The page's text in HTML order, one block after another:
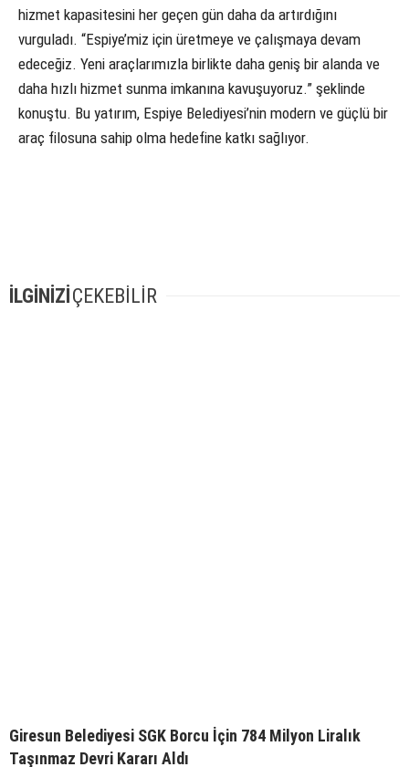
hizmet kapasitesini her geçen gün daha da artırdığını
vurguladı. “Espiye’miz için üretmeye ve çalışmaya devam
edeceğiz. Yeni araçlarımızla birlikte daha geniş bir alanda ve
daha hızlı hizmet sunma imkanına kavuşuyoruz.” şeklinde
konuştu. Bu yatırım, Espiye Belediyesi’nin modern ve güçlü bir
araç filosuna sahip olma hedefine katkı sağlıyor.
İLGİNİZİÇEKEBİLİR
Giresun Belediyesi SGK Borcu İçin 784 Milyon Liralık
Taşınmaz Devri Kararı Aldı